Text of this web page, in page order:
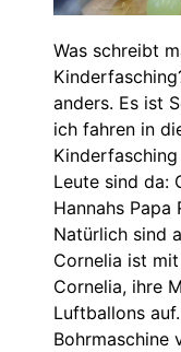
Was schreibt
anders. Es ist
ich fahren in
Leute sind da:
Hannahs Papa
Natürlich sind
Cornelia ist
Cornelia, ihre
Luftballons
Bohrmaschine